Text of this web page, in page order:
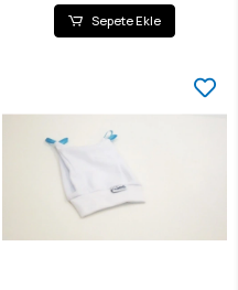
Sepete Ekle